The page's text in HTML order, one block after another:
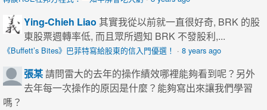
Ying-Chieh Liao 其實我從以前就一直很好奇, BRK 的股
東股票週轉率低, 而且眾所週知 BRK 不發股利,...
《Buffett’s Bites》巴菲特寫給股東的信入門優選！ · 8 years ago
張某請問雷大的去年的操作績效哪裡能夠看到呢？另外
去年每一次操作的原因是什麼？能夠寫出來讓我們學習
嗎？